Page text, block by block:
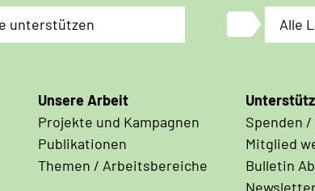
unterstützen label Alle
Unsere Arbeit
Projekte und Kampagnen
Publikationen
Themen / Arbeitsbereiche
Spenden
Mitglied
Bulletin